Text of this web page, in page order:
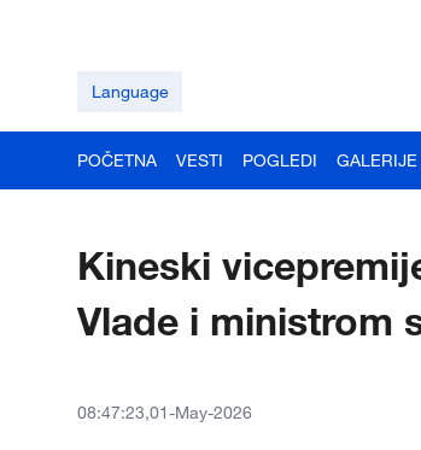
Language
POČETNA VESTI POGLEDI GALERIJE
Kineski
Vlade i ministrom
08:47:23,01-May-2026